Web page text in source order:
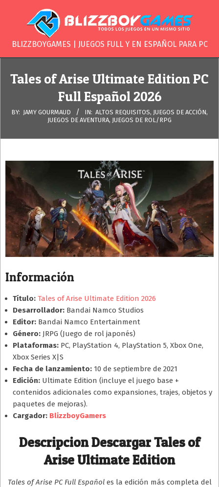
BLIZZBOYGAMES | JUEGOS FULL Y EN ESPAÑOL PARA PC
Navigation
Tales of Arise Ultimate Edition PC
Full Español 2026
BY: JAMY GOURMAUD IN: ALTOS REQUISITOS, JUEGOS DE ACCIÓN,
JUEGOS DE AVENTURA, JUEGOS DE ROL/RPG
Información
Título: Tales of Arise Ultimate Edition 2026
Desarrollador: Bandai Namco Studios
Editor: Bandai Namco Entertainment
Género: JRPG (Juego de rol japonés)
Plataformas: PC, PlayStation 4, PlayStation 5, Xbox One,
Xbox Series X|S
Fecha de lanzamiento: 10 de septiembre de 2021
Edición: Ultimate Edition (incluye el juego base +
contenidos adicionales como expansiones, trajes, objetos y
paquetes de mejoras).
Cargador: BlizzboyGamers
DescripcionDescargar Tales of
Arise Ultimate Edition
Tales of Arise PC Full Españoles la edición más completa del